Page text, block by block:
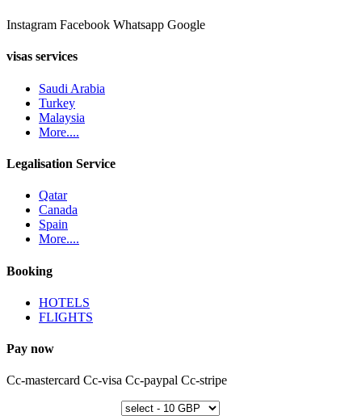
Instagram Facebook Whatsapp Google
visas services
Saudi Arabia
Turkey
Malaysia
More....
Legalisation Service
Qatar
Canada
Spain
More....
Booking
HOTELS
FLIGHTS
Pay now
Cc-mastercard Cc-visa Cc-paypal Cc-stripe